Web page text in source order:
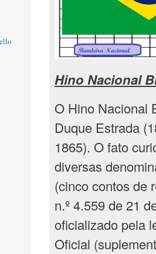
Hino Nacional
O Hino Nacional
Duque Estrada
1865). O fato
diversas
(cinco contos de
n.º 4.559 de 21
oficializado pela
Oficial